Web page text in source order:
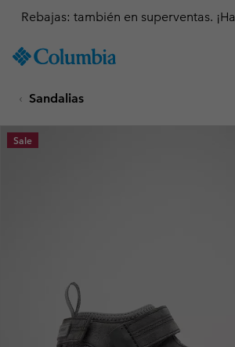
TO
SKIP
MAIN
NAV
Rebajas: también en superventas.
Sandalias
Sale